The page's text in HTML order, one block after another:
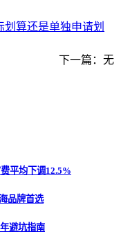
划算还是单独申请划
下一篇：无
平均下调12.5%
品牌首选
避坑指南